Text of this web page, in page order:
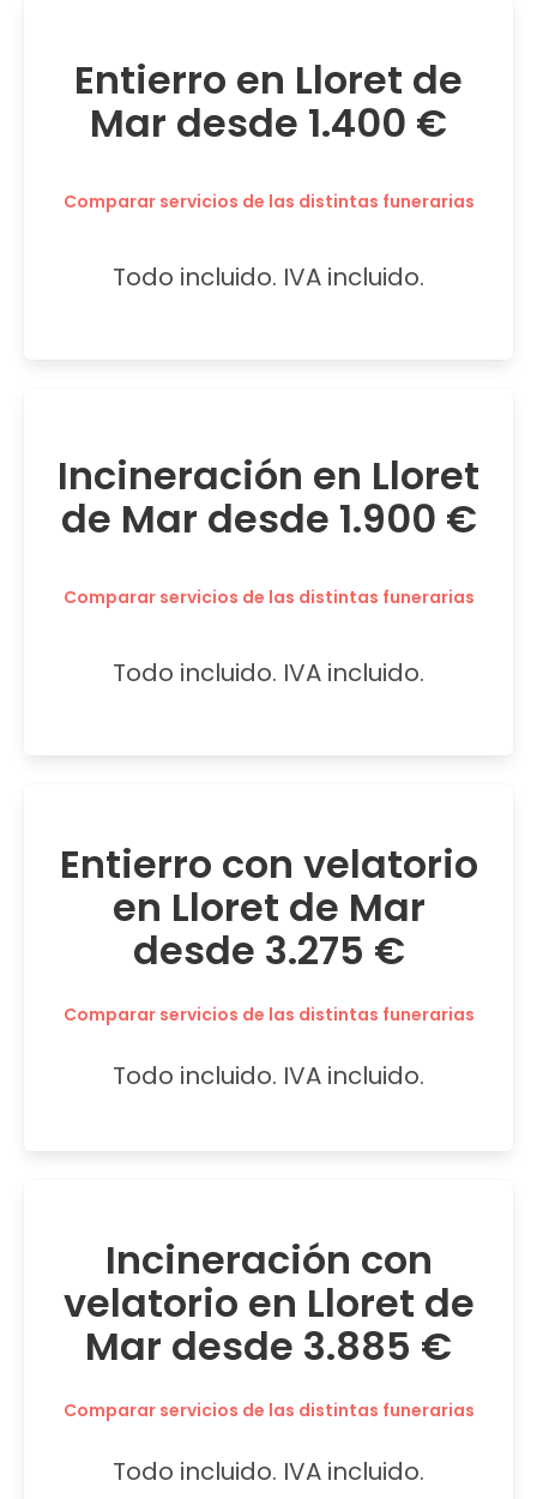
Entierro en Lloret de
Mar desde 1.400 €
Comparar servicios de las distintas funerarias
Todo incluido. IVA incluido.
Incineración en Lloret
de Mar desde 1.900 €
Comparar servicios de las distintas funerarias
Todo incluido. IVA incluido.
Entierro con velatorio
en Lloret de Mar
desde 3.275 €
Comparar servicios de las distintas funerarias
Todo incluido. IVA incluido.
Incineración con
velatorio en Lloret de
Mar desde 3.885 €
Comparar servicios de las distintas funerarias
Todo incluido. IVA incluido.